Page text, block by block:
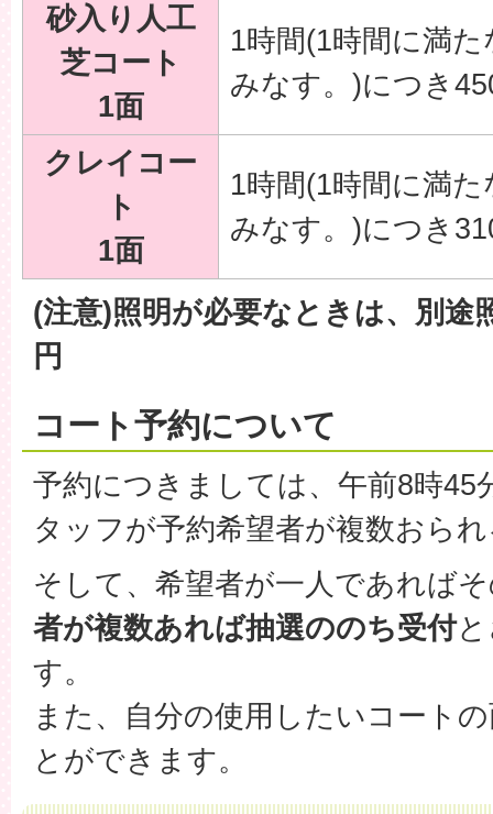
砂入り人工
芝コート
1面
1時間(1時間に満
みなす。)につき
クレイコー
ト
1面
1時間(1時間に満
みなす。)につき
(注意)照明が必要なときは、別途
円
コート予約について
予約につきましては、午前8時45
タッフが予約希望者が複数おら
そして、希望者が一人であれば
者が複数あれば抽選ののち受付
す。
また、自分の使用したいコート
とができます。